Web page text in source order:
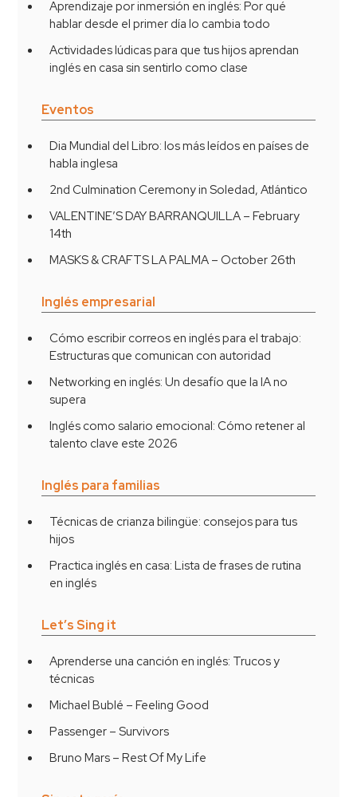
Aprendizaje por inmersión en inglés: Por qué
hablar desde el primer día lo cambia todo
Actividades lúdicas para que tus hijos aprendan
inglés en casa sin sentirlo como clase
Eventos
Dia Mundial del Libro: los más leídos en países de
habla inglesa
2nd Culmination Ceremony in Soledad, Atlántico
VALENTINE’S DAY BARRANQUILLA – February
14th
MASKS & CRAFTS LA PALMA – October 26th
Inglés empresarial
Cómo escribir correos en inglés para el trabajo:
Estructuras que comunican con autoridad
Networking en inglés: Un desafío que la IA no
supera
Inglés como salario emocional: Cómo retener al
talento clave este 2026
Inglés para familias
Técnicas de crianza bilingüe: consejos para tus
hijos
Practica inglés en casa: Lista de frases de rutina
en inglés
Let’s Sing it
Aprenderse una canción en inglés: Trucos y
técnicas
Michael Bublé – Feeling Good
Passenger – Survivors
Bruno Mars – Rest Of My Life